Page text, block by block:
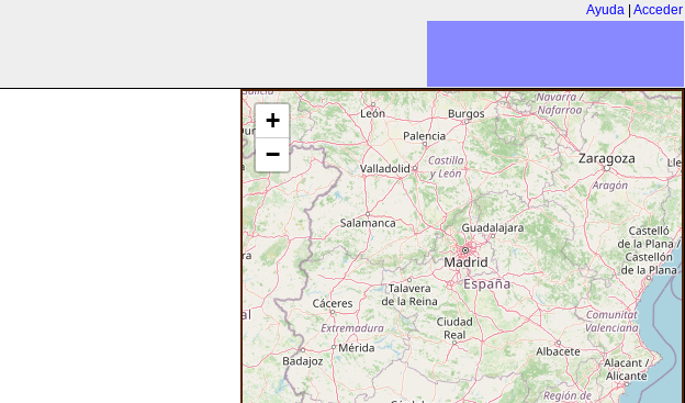
Ayuda Acceder
+
−